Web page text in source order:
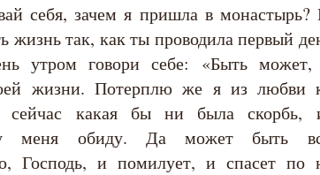
себя, зачем я пришла в монастырь?
жизнь так, как ты проводила первый
утром говори себе: «Быть
жизни. Потерплю же я из любви
сейчас какая бы ни была
меня обиду. Да может быть
Господь, и помилует, и спасет по